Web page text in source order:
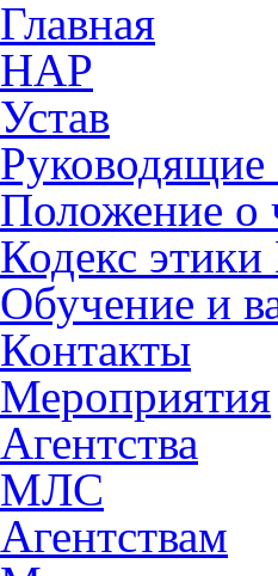
Главная
НАР
Устав
Руководящие
Положение о
Кодекс
Обучение и
Контакты
Мероприятия
Агентства
МЛС
Агентствам